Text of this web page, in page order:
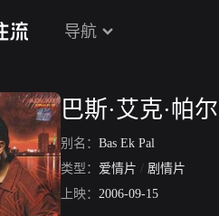
导航
巴斯·艾克·帕尔
别名： Bas Ek Pal
类型： 爱情片 / 剧情片
上映： 2006-09-15